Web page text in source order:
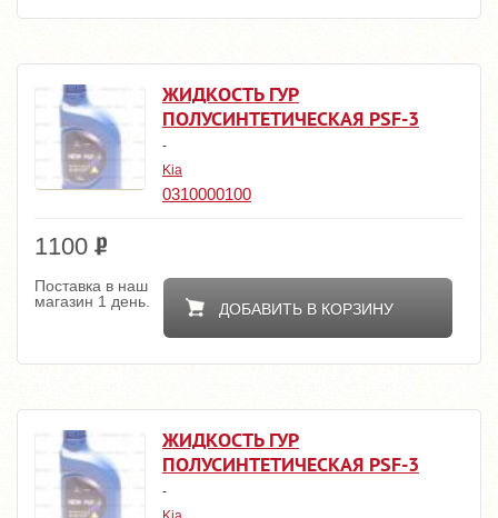
ЖИДКОСТЬ ГУР
ПОЛУСИНТЕТИЧЕСКАЯ PSF-3
-
Kia
0310000100
1100
ДОБАВИТЬ В КОРЗИНУ
Поставка в наш
магазин 1 день.
ЖИДКОСТЬ ГУР
ПОЛУСИНТЕТИЧЕСКАЯ PSF-3
-